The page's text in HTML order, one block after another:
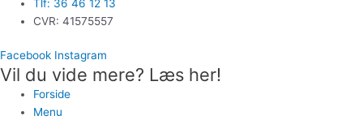
Tlf: 36 46 12 13
CVR: 41575557
Facebook Instagram
Vil du vide mere? Læs her!
Forside
Menu